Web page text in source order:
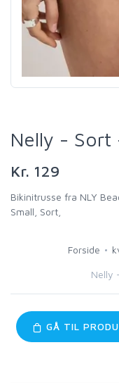
Nelly - Sort
Kr. 129
Bikinitrusse fra NLY
Small, Sort,
Forside
Nelly
GÅ TIL